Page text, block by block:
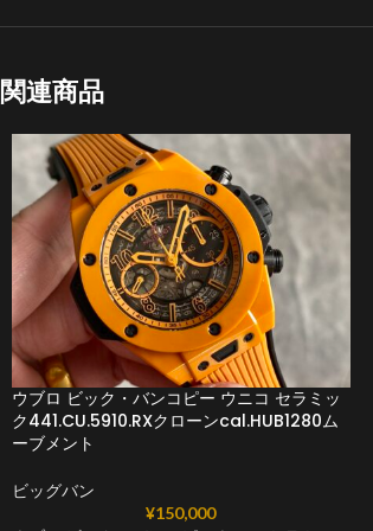
関連商品
ウブロ ビック・バンコピー ウニコ セラミッ
ク441.CU.5910.RXクローンcal.HUB1280ム
ーブメント
ビッグバン
¥150,000